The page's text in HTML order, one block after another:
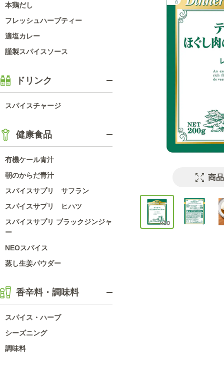
本鶏だし
フレッシュハーブティー
適塩カレー
謹製スパイスソース
ドリンク
スパイスチャージ
健康食品
有機ケール青汁
朝のからだ青汁
スパイスサプリ サフラン
スパイスサプリ ヒハツ
スパイスサプリ ブラックジンジャ
ー
NEOスパイス
蒸し生姜パウダー
香辛料・調味料
スパイス・ハーブ
シーズニング
調味料
商